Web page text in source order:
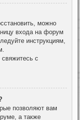
можно
входа на форум
инструкциям,
с
позволяют вам
а также